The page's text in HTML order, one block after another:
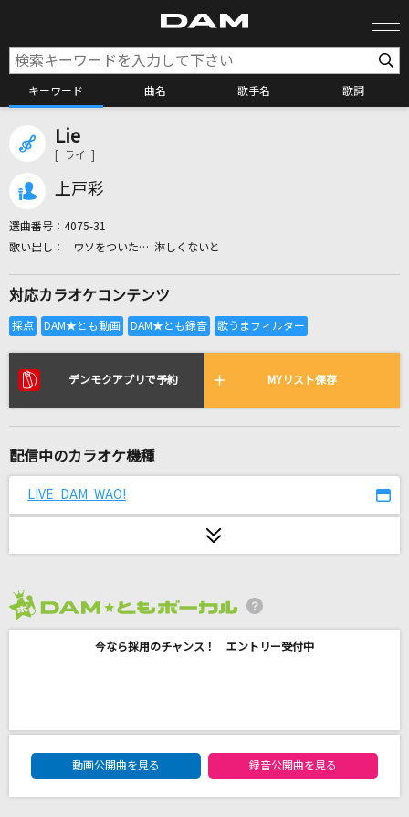
キーワード 曲名 歌手名 歌詞
全国りれき
リアルタイムで歌われている曲の一覧
夢中
BELIEVERS
槇原敬之(Makihara)
愛とか恋とか
Lie
[ ライ ]
上戸彩
選曲番号： 4075-31
ウソをついた… 淋しくないと
対応カラオケコンテンツ
デンモクアプリで予約 MYリスト保存
配信中のカラオケ機種
LIVE DAM WAO!
今なら採用のチャンス！ エントリー受付中
DAM★ともボーカルエントリーランキング
動画公開曲を見る
録音公開曲を見る